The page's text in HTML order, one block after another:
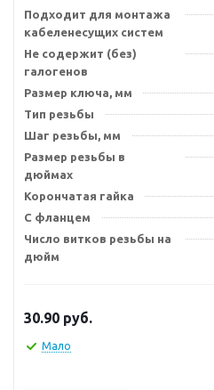
Подходит для монтажа
кабеленесущих систем
Не содержит (без)
галогенов
Размер ключа, мм
Тип резьбы
Шаг резьбы, мм
Размер резьбы в
дюймах
Корончатая гайка
С фланцем
Число витков резьбы на
дюйм
30.90 руб.
Мало